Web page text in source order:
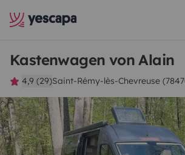
Kastenwagen von Alain
4,9 (29)Saint-Rémy-lès-Chevreuse